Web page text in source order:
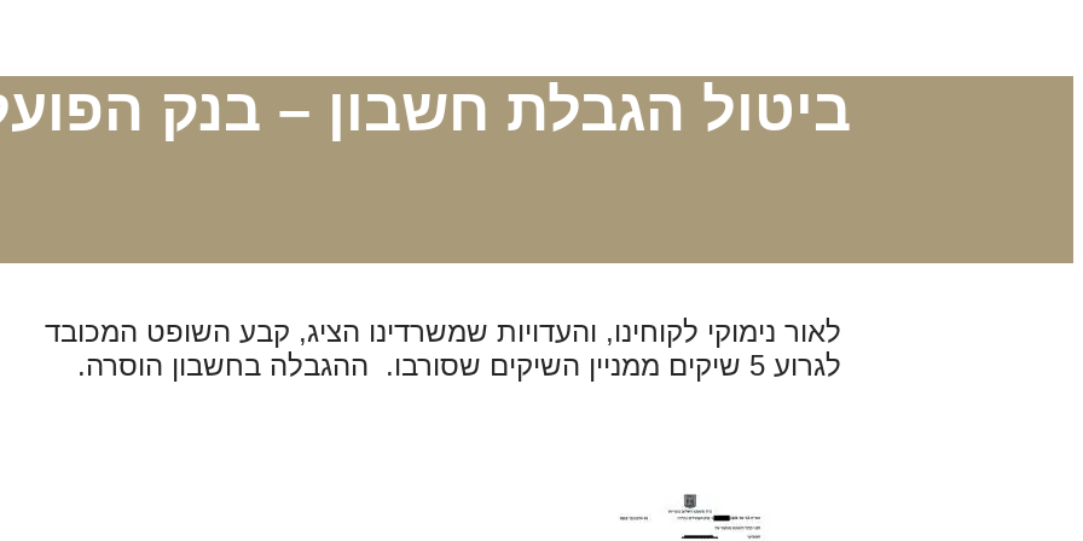
ביטול הגבלת חשבון – בנק
לאור נימוקי לקוחינו, והעדויות שמשרדינו הציג, קבע השופט המכובד
לגרוע 5 שיקים ממניין השיקים שסורבו. ההגבלה בחשבון הוסרה.